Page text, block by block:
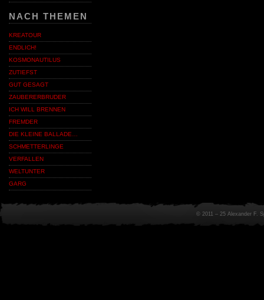
NACH THEMEN
KREATOUR
ENDLICH!
KOSMONAUTILUS
ZUTIEFST
GUT GESAGT
ZAUBERERBRUDER
ICH WILL BRENNEN
FREMDER
DIE KLEINE BALLADE…
SCHMETTERLINGE
VERFALLEN
WELTUNTER
GARG
© 2011 – 25 Alexander F.